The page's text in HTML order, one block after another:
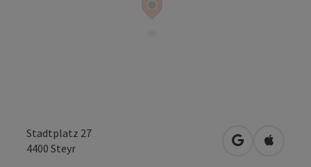
Stadtplatz 27
4400 Steyr Otevřít vOtevřít